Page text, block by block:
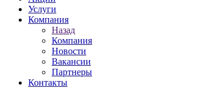
Услуги
Компания
Назад
Компания
Новости
Вакансии
Партнеры
Контакты